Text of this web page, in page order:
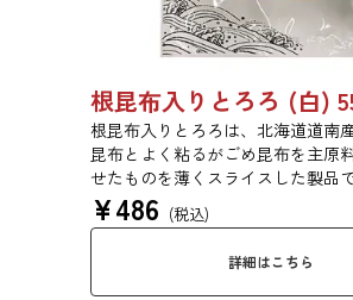
根昆布入りとろろは、北海道道南
昆布とよく粘るがごめ昆布を主原
せたものを薄くスライスした製品
来の風味を存分にご賞味ください。
¥486 (税込)
詳細はこちら